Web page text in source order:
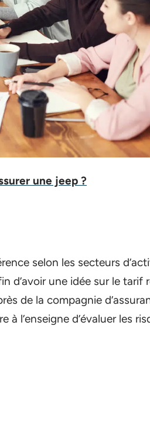
une jeep ?
selon les secteurs
d’avoir une idée sur le tarif
de la compagnie
l’enseigne d’évaluer les